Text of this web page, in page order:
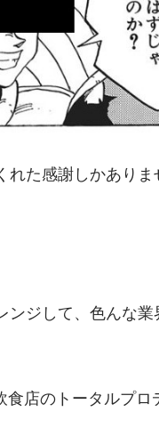
た感謝しかありま
ンジして、色んな
店のトータルプロ